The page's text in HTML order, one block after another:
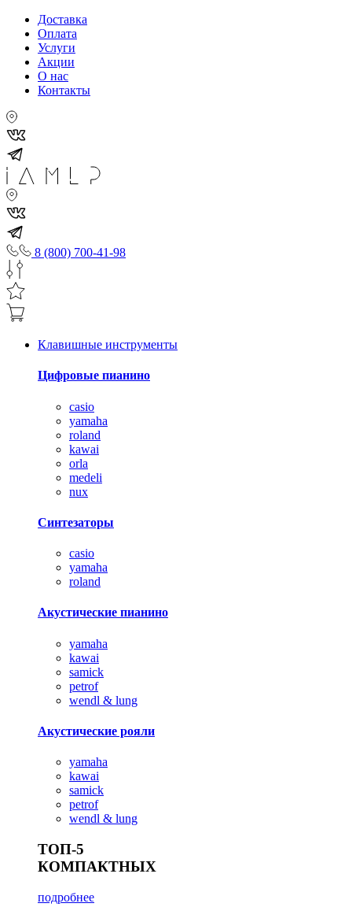
Доставка
Оплата
Услуги
Акции
О нас
Контакты
8 (800) 700-41-98
Клавишные инструменты
Цифровые пианино
casio
yamaha
roland
kawai
orla
medeli
nux
Синтезаторы
casio
yamaha
roland
Акустические пианино
yamaha
kawai
samick
petrof
wendl & lung
Акустические рояли
yamaha
kawai
samick
petrof
wendl & lung
ТОП-5
КОМПАКТНЫХ
подробнее